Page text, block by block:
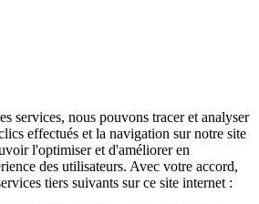
services, nous pouvons tracer et analyser
effectués et la navigation sur notre site
l'optimiser et d'améliorer en
des utilisateurs. Avec votre accord,
tiers suivants sur ce site internet :